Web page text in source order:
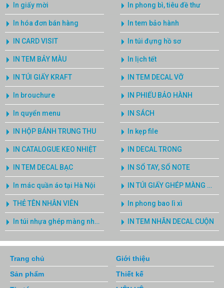
In giấy mời In phong bì, tiêu đề thư
In hóa đơn bán hàng In tem bảo hành
IN CARD VISIT In túi đựng hồ sơ
IN TEM BẢY MÀU In lịch tết
IN TÚI GIẤY KRAFT IN TEM DECAL VỠ
In brouchure IN PHIẾU BẢO HÀNH
In quyển menu IN SÁCH
IN HỘP BÁNH TRUNG THU In kẹp file
IN CATALOGUE KEO NHIỆT IN DECAL TRONG
IN TEM DECAL BẠC IN SỔ TAY, SỔ NOTE
In mác quần áo tại Hà Nội IN TÚI GIẤY GHÉP MÀNG NHÔM 3 BIÊN
THẺ TÊN NHÂN VIÊN In phong bao lì xì
In túi nhựa ghép màng nhôm phức hợp không cần trục ống đồng IN TEM NHÃN DECAL CUỘN
Trang chủ
Giới thiệu
Sản phẩm
Thiết kế